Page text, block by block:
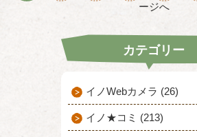
ージへ
カテゴリー
イノWebカメラ (26)
イノ★コミ (213)